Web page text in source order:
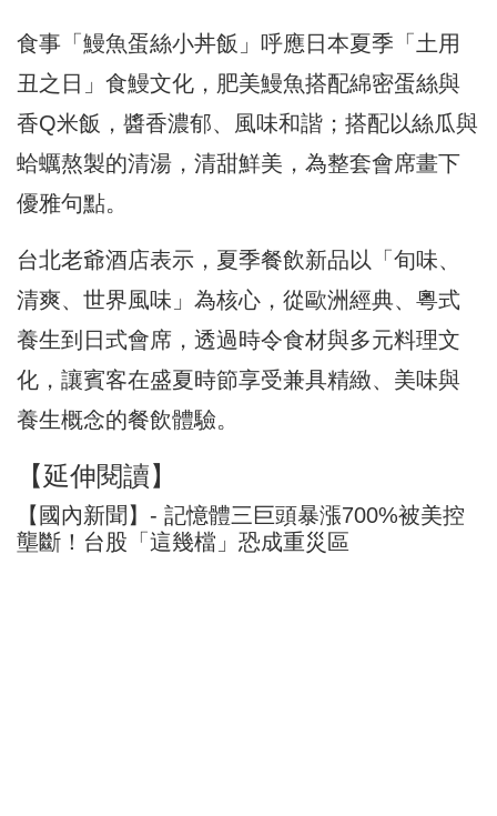
食事「鰻魚蛋絲小丼飯」呼應日本夏季「土用
丑之日」食鰻文化，肥美鰻魚搭配綿密蛋絲與
香Q米飯，醬香濃郁、風味和諧；搭配以絲瓜與
蛤蠣熬製的清湯，清甜鮮美，為整套會席畫下
優雅句點。
台北老爺酒店表示，夏季餐飲新品以「旬味、
清爽、世界風味」為核心，從歐洲經典、粵式
養生到日式會席，透過時令食材與多元料理文
化，讓賓客在盛夏時節享受兼具精緻、美味與
養生概念的餐飲體驗。
【延伸閱讀】
【國內新聞】- 記憶體三巨頭暴漲700%被美控
壟斷！台股「這幾檔」恐成重災區